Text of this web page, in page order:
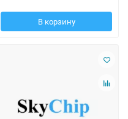
В корзину